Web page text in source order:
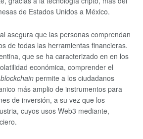
de Estados Unidos a México.
asegura que las personas comprendan
de todas las herramientas financieras.
que se ha caracterizado en en los
económica, comprender el
blockchain permite a los ciudadanos
más amplio de instrumentos para
de inversión, a su vez que los
cuyos usos Web3 mediante,